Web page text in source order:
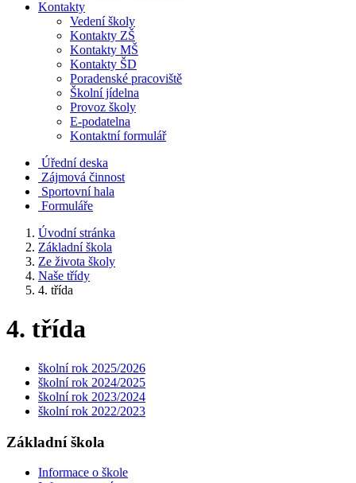
Kontakty
Vedení školy
Kontakty ZŠ
Kontakty MŠ
Kontakty ŠD
Poradenské pracoviště
Školní jídelna
Provoz školy
E-podatelna
Kontaktní formulář
Úřední deska
Zájmová činnost
Sportovní hala
Formuláře
Úvodní stránka
Základní škola
Ze života školy
Naše třídy
4. třída
4. třída
školní rok 2025/2026
školní rok 2024/2025
školní rok 2023/2024
školní rok 2022/2023
Základní škola
Informace o škole